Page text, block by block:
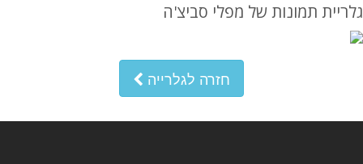
גלריית תמונות של מפלי סביצ'ה
חזרה לגלרייה